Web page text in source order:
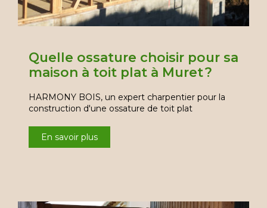
Quelle ossature choisir pour sa
maison à toit plat à Muret ?
HARMONY BOIS, un expert charpentier pour la
construction d'une ossature de toit plat
En savoir plus